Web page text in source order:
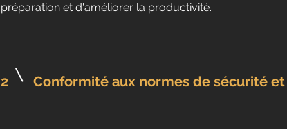
préparation et d'améliorer la productivité.
2 Conformité aux normes de sécurité